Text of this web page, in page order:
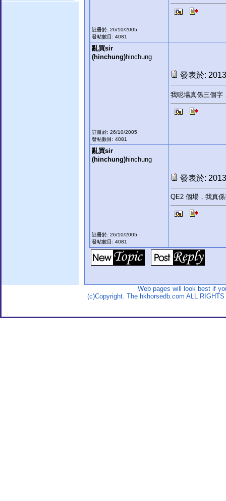
註冊於: 26/10/2005
發帖數目: 4081
亂買sir
(hinchung)hinchung
註冊於: 26/10/2005
發帖數目: 4081
發表於:
我呢場真係三個
亂買sir
(hinchung)hinchung
註冊於: 26/10/2005
發帖數目: 4081
發表於:
QE2 個場，我真
Web pages will look best if
(c)Copyright. The hkhorsedb.com ALL